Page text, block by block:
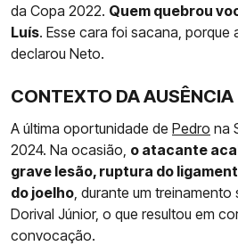
da Copa 2022. Quem quebrou
Luís. Esse cara foi sacana,
declarou Neto.
CONTEXTO DA AUSÊNCIA
A última oportunidade de Pedro na
2024. Na ocasião, o atacante
grave lesão, ruptura do
do joelho, durante um
Dorival Júnior, o que resultou em
convocação.